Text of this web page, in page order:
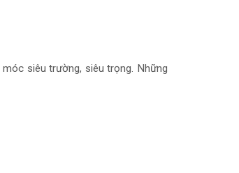
siêu trường, siêu trọng. Những